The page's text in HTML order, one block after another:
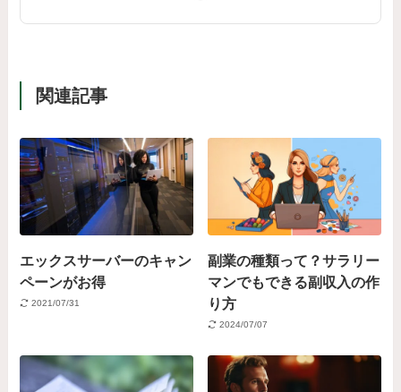
関連記事
エックスサーバーのキャン
ペーンがお得
2021/07/31
副業の種類って？サラリー
マンでもできる副収入の作
り方
2024/07/07